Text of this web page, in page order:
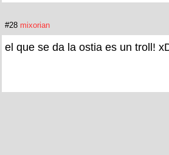
#28 mixorian
el que se da la ostia es un troll!